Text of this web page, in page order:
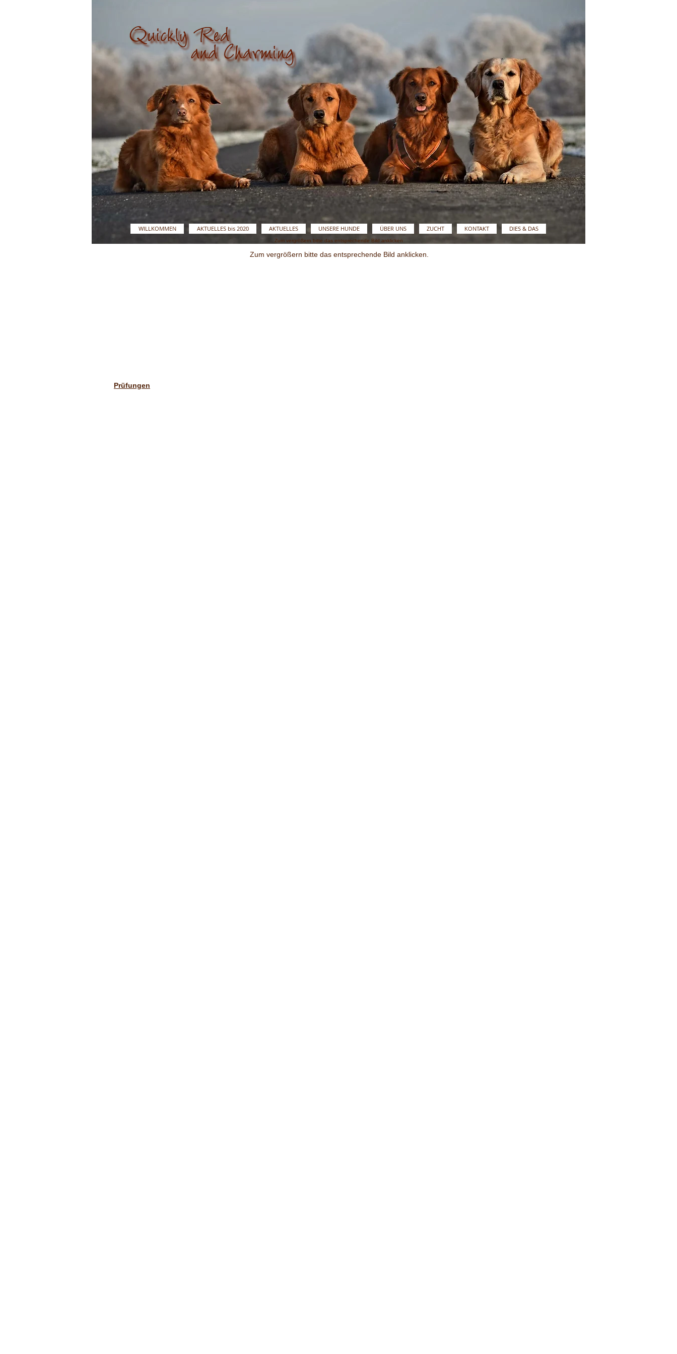
Zum vergrößern bitte das entsprechende Bild anklicken
Prüfungen
Zum vergrößern bitte das entsprechende Bild anklicken.
WILLKOMMEN AKTUELLES bis 2020 AKTUELLES UNSERE HUNDE ÜBER UNS ZUCHT KONTAKT DIES & DAS